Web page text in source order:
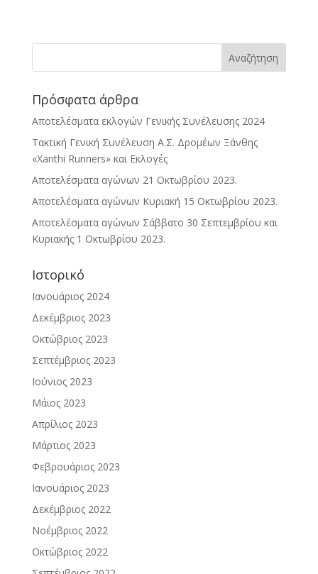
Πρόσφατα άρθρα
Αποτελέσματα εκλογών Γενικής Συνέλευσης 2024
Τακτική Γενική Συνέλευση Α.Σ. Δρομέων Ξάνθης
«Xanthi Runners» και Εκλογές
Αποτελέσματα αγώνων 21 Οκτωβρίου 2023.
Αποτελέσματα αγώνων Κυριακή 15 Οκτωβρίου 2023.
Αποτελέσματα αγώνων Σάββατο 30 Σεπτεμβρίου και
Κυριακής 1 Οκτωβρίου 2023.
Ιστορικό
Ιανουάριος 2024
Δεκέμβριος 2023
Οκτώβριος 2023
Σεπτέμβριος 2023
Ιούνιος 2023
Μάιος 2023
Απρίλιος 2023
Μάρτιος 2023
Φεβρουάριος 2023
Ιανουάριος 2023
Δεκέμβριος 2022
Νοέμβριος 2022
Οκτώβριος 2022